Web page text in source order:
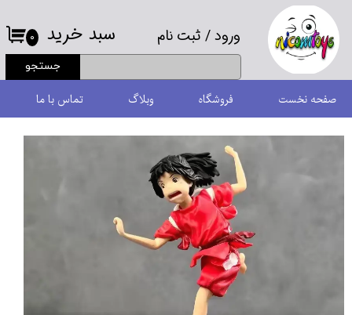
ورود/ ثبت نام
حساب کاربری من
تغییر گذر واژه
سفارشات
خروج از حساب کاربری
جستجو
۰ سبد خرید
صفحه نخست فروشگاه وبلاگ تماس با ما